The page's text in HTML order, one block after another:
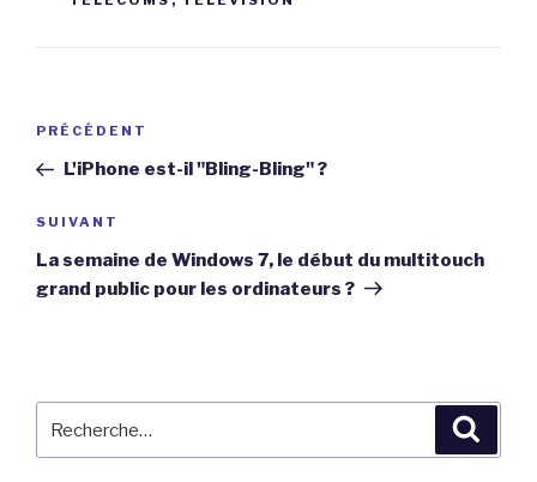
Navigation
l’article
Article
précédent
PRÉCÉDENT
L'iPhone est-il "Bling-Bling" ?
Article
suivant
SUIVANT
La semaine de Windows 7, le début du multitouch
grand public pour les ordinateurs ?
pour